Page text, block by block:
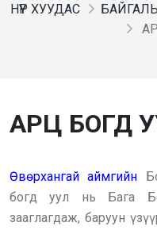
НҮҮР ХУУДАС
АРЦ БОГД
Өвөрхангай аймгийн
богд уул нь Бага
зааглагдаж, баруун